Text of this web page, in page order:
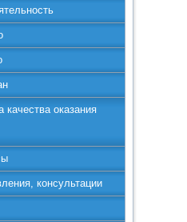
качества оказания
консультации